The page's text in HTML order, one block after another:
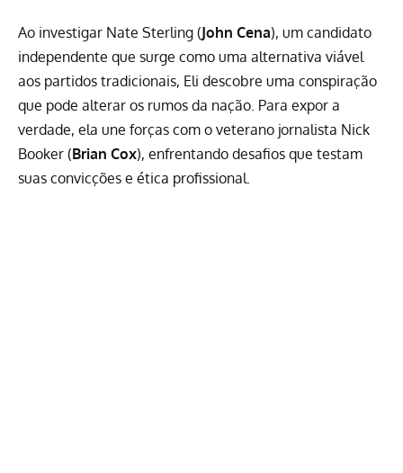
Ao investigar Nate Sterling (John Cena), um candidato
independente que surge como uma alternativa viável
aos partidos tradicionais, Eli descobre uma conspiração
que pode alterar os rumos da nação. Para expor a
verdade, ela une forças com o veterano jornalista Nick
Booker (Brian Cox), enfrentando desafios que testam
suas convicções e ética profissional.